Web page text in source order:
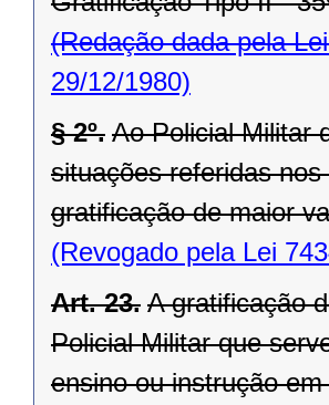
(Redação dada pela
29/12/1980)
§ 2º. Ao Policial Militar
situações referidas
gratificação de maior
(Revogado pela Lei
Art. 23. A gratificação
Policial Militar que
ensino ou instrução